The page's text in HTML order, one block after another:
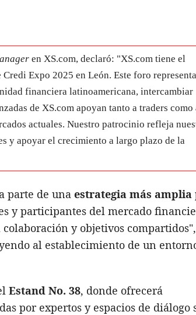
en XS.com, declaró: "XS.com tiene el
Expo 2025 en León. Este foro
financiera latinoamericana, intercambiar
de XS.com apoyan tanto a traders como
actuales. Nuestro patrocinio refleja
y apoyar el crecimiento a largo plazo de la
parte de una estrategia más amplia
y participantes del mercado
y objetivos
al establecimiento de un
Estand No. 38, donde ofrecerá
por expertos y espacios de diálogo